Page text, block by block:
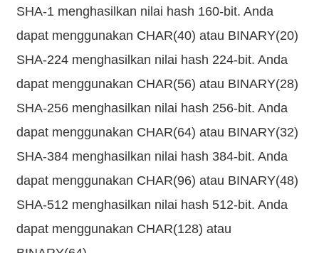
SHA-1 menghasilkan nilai hash 160-bit. Anda
dapat menggunakan CHAR(40) atau BINARY(20)
SHA-224 menghasilkan nilai hash 224-bit. Anda
dapat menggunakan CHAR(56) atau BINARY(28)
SHA-256 menghasilkan nilai hash 256-bit. Anda
dapat menggunakan CHAR(64) atau BINARY(32)
SHA-384 menghasilkan nilai hash 384-bit. Anda
dapat menggunakan CHAR(96) atau BINARY(48)
SHA-512 menghasilkan nilai hash 512-bit. Anda
dapat menggunakan CHAR(128) atau